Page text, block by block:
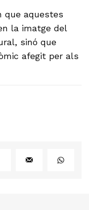
que aquestes
la imatge del
sinó que
afegit per als